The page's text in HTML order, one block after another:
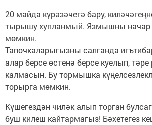
20 майда күрәзәчегә бару,
тырышу хупланмый. Язмышны начар
мөмкин.
Тапочкаларыгызны салганда
алар берсе өстенә берсе куелып,
калмасын. Бу тормышка
торырга мөмкин.
Күшегездән чиләк алып торган
буш килеш кайтармагыз! Бәхетегез